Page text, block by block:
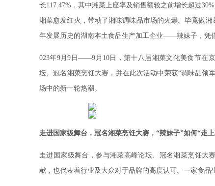
长117.47%，其中湘菜上座率及销售额较之前增长超过30%
湘菜愈发红火，带动了湘味调味品市场的火爆。毕竟做
年发展历史的湖南本土食品生产加工企业——辣妹子，凭
023年9月9日——9月10日，第十八届湘菜文化美食节在
坛、冠名湘菜烹饪大赛，并在此次活动中荣获“调味品领
场中的新一轮热潮。
走进国家级舞台，冠名湘菜烹饪大赛，“辣妹子”如何“走上
走进国家级舞台，参与湘菜高峰论坛、冠名湘菜烹饪大
献，也代表着行业及大众对于品牌的高度认可。一家食品